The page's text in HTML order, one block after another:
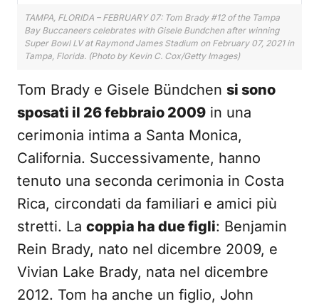
TAMPA, FLORIDA – FEBRUARY 07: Tom Brady #12 of the Tampa
Bay Buccaneers celebrates with Gisele Bundchen after winning
Super Bowl LV at Raymond James Stadium on February 07, 2021 in
Tampa, Florida. (Photo by Kevin C. Cox/Getty Images)
Tom Brady e Gisele Bündchen si sono
sposati il 26 febbraio 2009 in una
cerimonia intima a Santa Monica,
California. Successivamente, hanno
tenuto una seconda cerimonia in Costa
Rica, circondati da familiari e amici più
stretti. La coppia ha due figli: Benjamin
Rein Brady, nato nel dicembre 2009, e
Vivian Lake Brady, nata nel dicembre
2012. Tom ha anche un figlio, John